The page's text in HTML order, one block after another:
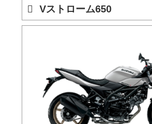
Vストローム650